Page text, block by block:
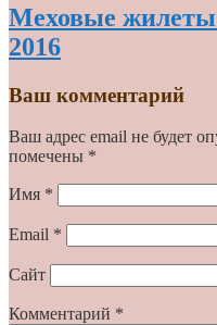
Меховые жилеты
2016
Ваш комментарий
Ваш адрес email не будет
помечены *
Имя *
Email *
Сайт
Комментарий *